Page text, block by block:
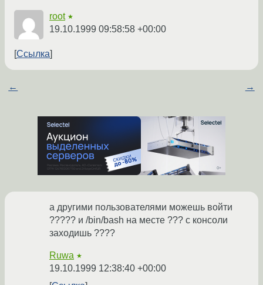
root ★
19.10.1999 09:58:58 +00:00
Ссылка
← →
а другими пользователями можешь войти
????? и /bin/bash на месте ??? с консоли
заходишь ????
Ruwa ★
19.10.1999 12:38:40 +00:00